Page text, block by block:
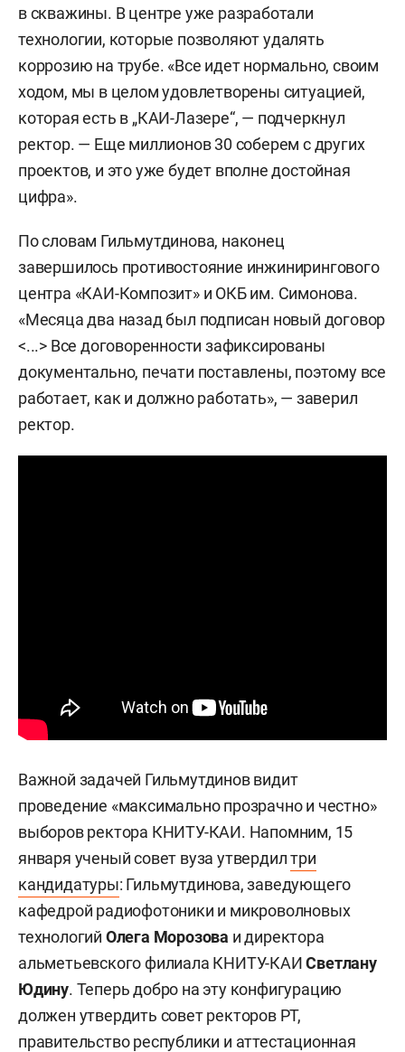
в скважины. В центре уже разработали
технологии, которые позволяют удалять
коррозию на трубе. «Все идет нормально, своим
ходом, мы в целом удовлетворены ситуацией,
которая есть в „КАИ-Лазере“, — подчеркнул
ректор. — Еще миллионов 30 соберем с других
проектов, и это уже будет вполне достойная
цифра».
По словам Гильмутдинова, наконец
завершилось противостояние инжинирингового
центра «КАИ-Композит» и ОКБ им. Симонова.
«Месяца два назад был подписан новый договор
<...> Все договоренности зафиксированы
документально, печати поставлены, поэтому все
работает, как и должно работать», — заверил
ректор.
Важной задачей Гильмутдинов видит
проведение «максимально прозрачно и честно»
выборов ректора КНИТУ-КАИ. Напомним, 15
января ученый совет вуза утвердилтри
кандидатуры: Гильмутдинова, заведующего
кафедрой радиофотоники и микроволновых
технологий Олега Морозова и директора
альметьевского филиала КНИТУ-КАИСветлану
Юдину. Теперь добро на эту конфигурацию
должен утвердить совет ректоров РТ,
правительство республики и аттестационная